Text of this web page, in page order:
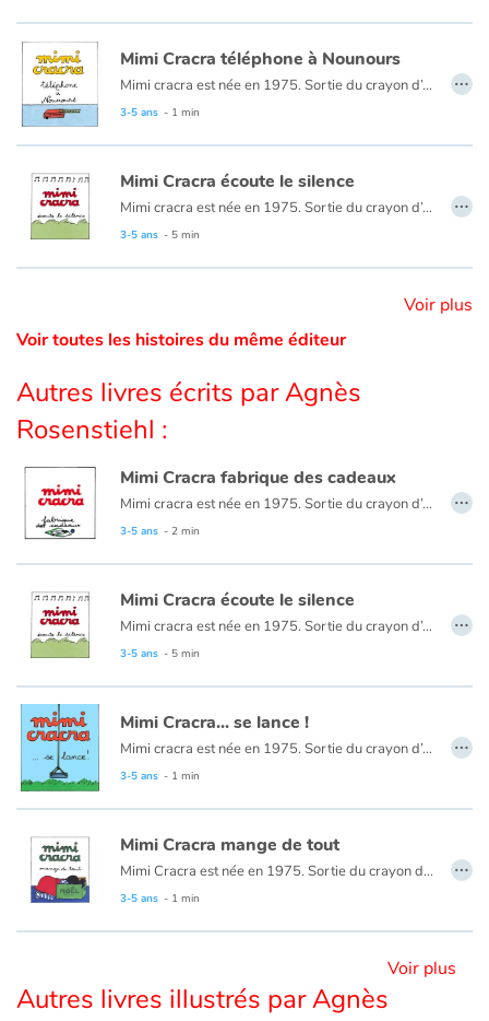
Formats et illustrations
Catalogue anglais
Contraste +
Aide
Famille
Écoles
Vidéos & Tutoriaux
Blog
Actualités
Par thématique
Rencontres et témoignages
Contes d'ici et d'ailleurs
Autour de la lecture
Mimi Cracra téléphone à Nounours
Mimi cracra est née en 1975. Sortie du crayon d’Agnès Rosenstiehl pour le magazine “Pomme d’api”, cette petite fille aux joues roses et cheveux bruns à laquelle il est facile de s’identifier nous entraîne avec humour dans ses aventures quotidiennes.
3-5 ans - 1 min
…
Mimi Cracra écoute le silence
Mimi cracra est née en 1975. Sortie du crayon d’Agnès Rosenstiehl pour le magazine “Pomme d’api”, cette petite fille aux joues roses et cheveux bruns à laquelle il est facile de s’identifier nous entraîne avec humour dans ses aventures quotidiennes.
3-5 ans - 5 min
…
Voir plus
Voir toutes les histoires du même éditeur
Autres livres écrits par Agnès
Rosenstiehl :
Mimi Cracra fabrique des cadeaux
Mimi cracra est née en 1975. Sortie du crayon d’Agnès Rosenstiehl pour le magazine “Pomme d’api”, cette petite fille aux joues roses et cheveux bruns à laquelle il est facile de s’identifier nous entraîne avec humour dans ses aventures quotidiennes.
3-5 ans - 2 min
…
Mimi Cracra écoute le silence
Mimi cracra est née en 1975. Sortie du crayon d’Agnès Rosenstiehl pour le magazine “Pomme d’api”, cette petite fille aux joues roses et cheveux bruns à laquelle il est facile de s’identifier nous entraîne avec humour dans ses aventures quotidiennes.
3-5 ans - 5 min
…
Mimi Cracra... se lance !
Mimi cracra est née en 1975. Sortie du crayon d’Agnès Rosenstiehl pour le magazine “Pomme d’api”, cette petite fille aux joues roses et cheveux bruns à laquelle il est facile de s’identifier nous entraîne avec humour dans ses aventures quotidiennes.
3-5 ans - 1 min
…
Mimi Cracra mange de tout
Mimi Cracra est née en 1975. Sortie du crayon d’Agnès Rosenstiehl pour le magazine “Pomme d’api”, cette petite fille aux joues roses et cheveux bruns à laquelle il est facile de s’identifier nous entraîne avec humour dans ses aventures quotidiennes.
3-5 ans - 1 min
…
Voir plus
Autres livres illustrés par Agnès